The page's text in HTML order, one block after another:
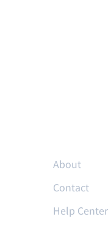
About
Contact
Help Center